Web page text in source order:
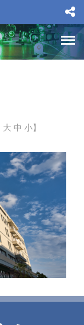
大 中 小 】